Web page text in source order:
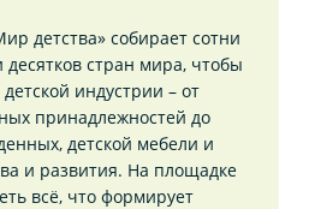
детства» собирает сотни
стран мира, чтобы
индустрии – от
принадлежностей до
детской мебели и
и развития. На площадке
всё, что формирует